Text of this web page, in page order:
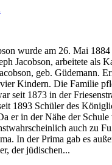
wurde am 26. Mai
Jacobson, arbeitete als
geb. Güdemann.
Kindern. Die Familie
seit 1873 in der
1893 Schüler des
er in der Nähe der
auch zu
In der Prima gab es
der jüdischen...